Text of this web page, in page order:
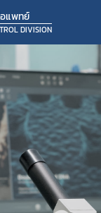
แพทย์
DIVISION